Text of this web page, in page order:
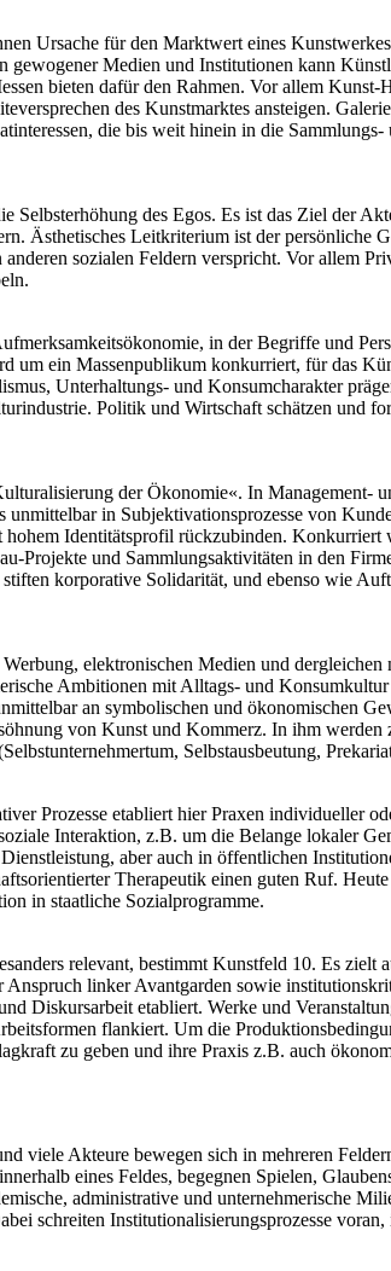
Ursache für den Marktwert eines
Medien und Institutionen kann
bieten dafür den Rahmen. Vor allem
des Kunstmarktes ansteigen.
die bis weit hinein in die
Selbsterhöhung des Egos. Es ist das Ziel der
Ästhetisches Leitkriterium ist der persönliche
sozialen Feldern verspricht. Vor allem
in der Begriffe und
um ein Massenpublikum konkurriert, für das
Unterhaltungs- und Konsumcharakter
Politik und Wirtschaft schätzen und
der Ökonomie«. In
in Subjektivationsprozesse von
Identitätsprofil rückzubinden.
Projekte und Sammlungsaktivitäten in den
korporative Solidarität, und ebenso wie
elektronischen Medien und
Ambitionen mit Alltags- und
an symbolischen und ökonomischen
von Kunst und Kommerz. In ihm
Selbstausbeutung,
Prozesse etabliert hier Praxen individueller
Interaktion, z.B. um die Belange lokaler
aber auch in öffentlichen
Therapeutik einen guten Ruf.
in staatliche Sozialprogramme.
relevant, bestimmt Kunstfeld 10. Es
linker Avantgarden sowie
Diskursarbeit etabliert. Werke und
flankiert. Um die
zu geben und ihre Praxis z.B. auch
viele Akteure bewegen sich in mehreren
eines Feldes, begegnen Spielen,
administrative und unternehmerische
schreiten Institutionalisierungsprozesse